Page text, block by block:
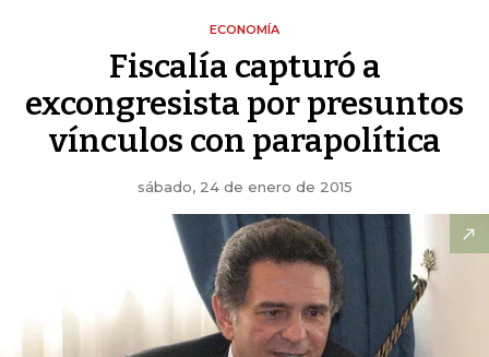
ECONOMÍA
Fiscalía capturó a
excongresista por presuntos
vínculos con parapolítica
sábado, 24 de enero de 2015